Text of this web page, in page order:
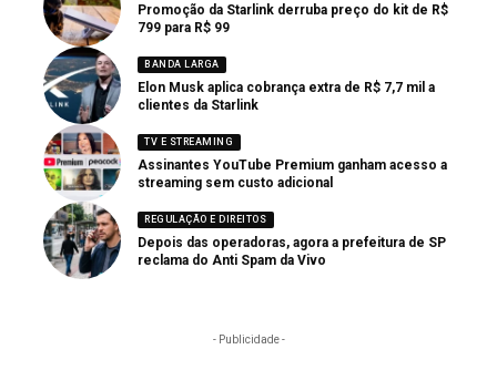
Promoção da Starlink derruba preço do kit de R$
799 para R$ 99
BANDA LARGA
Elon Musk aplica cobrança extra de R$ 7,7 mil a
clientes da Starlink
TV E STREAMING
Assinantes YouTube Premium ganham acesso a
streaming sem custo adicional
REGULAÇÃO E DIREITOS
Depois das operadoras, agora a prefeitura de SP
reclama do Anti Spam da Vivo
- Publicidade -